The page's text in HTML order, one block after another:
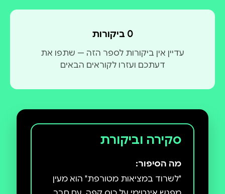
0 ביקורות
עדיין אין ביקורות לספר הזה — שתפו את
דעתכם ועזרו לקוראים הבאים
סקירה וביקורת
מה הסיפור:
"לשרוד במציאות מטורפת" הוא מעין